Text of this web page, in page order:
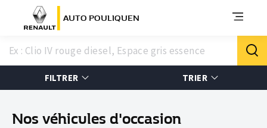
AUTO POULIQUEN
FILTRER TRIER
Nos véhicules d'occasion